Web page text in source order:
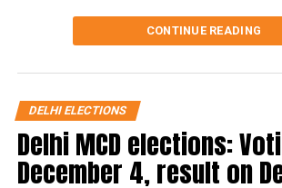
गलियों और रास्तों पर
बदबूदार पानी बरसात
उफनते सीवरों का है।
अपनी समस्याओं और
Congratulations to
Delhi will ‘Vote for
to clean the ‘3
Mountains’ gifted
CONTINUE READING
DELHI ELECTIONS
Delhi MCD elections:
December 4, result on